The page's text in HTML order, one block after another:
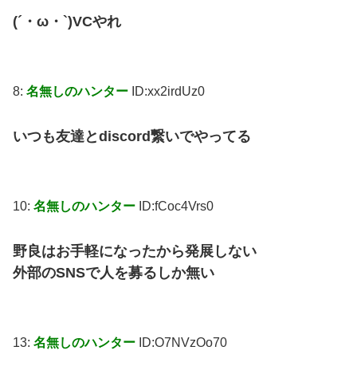
(´・ω・`)VCやれ
8: 名無しのハンター ID:xx2irdUz0
いつも友達とdiscord繋いでやってる
10: 名無しのハンター ID:fCoc4Vrs0
野良はお手軽になったから発展しない
外部のSNSで人を募るしか無い
13: 名無しのハンター ID:O7NVzOo70